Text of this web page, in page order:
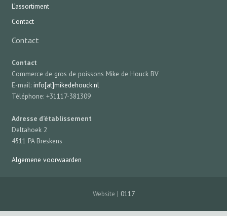
L’assortiment
Contact
Contact
Contact
Commerce de gros de poissons Mike de Houck BV
E-mail: info[at]mikedehouck.nl
Téléphone: +31117-381309
Adresse d’établissement
Deltahoek 2
4511 PA Breskens
Algemene voorwaarden
Website | 0117